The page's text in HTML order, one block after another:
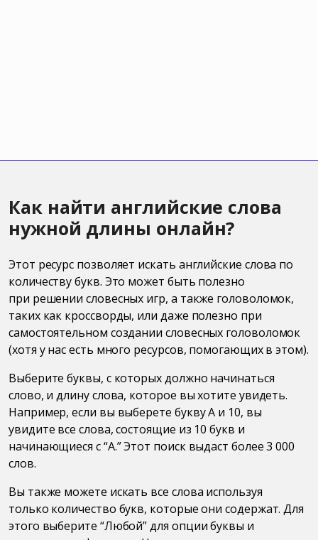
Как найти английские слова
нужной длины онлайн?
Этот ресурс позволяет искать английские слова по
количеству букв. Это может быть полезно
при решении словесных игр, а также головоломок,
таких как кроссворды, или даже полезно при
самостоятельном создании словесных головоломок
(хотя у нас есть много ресурсов, помогающих в этом).
Выберите буквы, с которых должно начинаться
слово, и длину слова, которое вы хотите увидеть.
Например, если вы выберете букву A и 10, вы
увидите все слова, состоящие из 10 букв и
начинающиеся с “A.” Этот поиск выдаст более 3 000
слов.
Вы также можете искать все слова используя
только количество букв, которые они содержат. Для
этого выберите “Любой” для опции буквы и